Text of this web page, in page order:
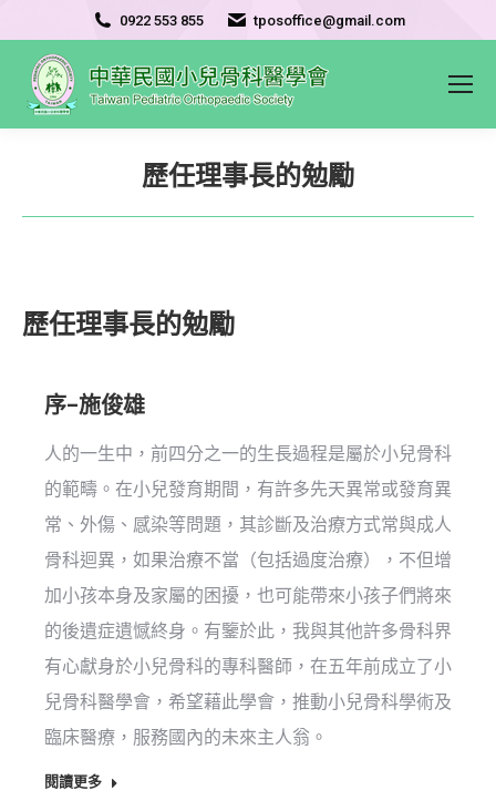
0922 553 855 tposoffice@gmail.com
歷任理事長的勉勵
歷任理事長的勉勵
序–施俊雄
人的一生中，前四分之一的生長過程是屬於小兒骨科
的範疇。在小兒發育期間，有許多先天異常或發育異
常、外傷、感染等問題，其診斷及治療方式常與成人
骨科迴異，如果治療不當（包括過度治療），不但增
加小孩本身及家屬的困擾，也可能帶來小孩子們將來
的後遺症遺憾終身。有鑒於此，我與其他許多骨科界
有心獻身於小兒骨科的專科醫師，在五年前成立了小
兒骨科醫學會，希望藉此學會，推動小兒骨科學術及
臨床醫療，服務國內的未來主人翁。
閱讀更多